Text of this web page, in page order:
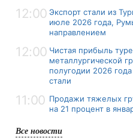
12:00 Экспорт стали из
июле 2026 года,
направлением
12:00 Чистая прибыль
металлургической
полугодии 2026
стали
11:00 Продажи тяжелых
на 21 процент в
Все новости